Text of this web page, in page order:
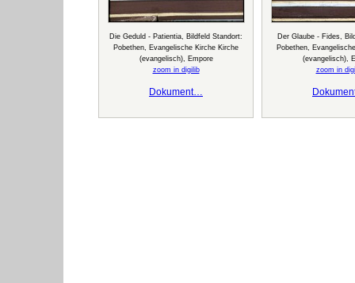
Die Geduld - Patientia, Bildfeld Standort:
Pobethen, Evangelische Kirche Kirche
(evangelisch), Empore
zoom in digilib
Dokument…
Der Glaube - Fides,
Pobethen,
(evangelisch),
zoom in